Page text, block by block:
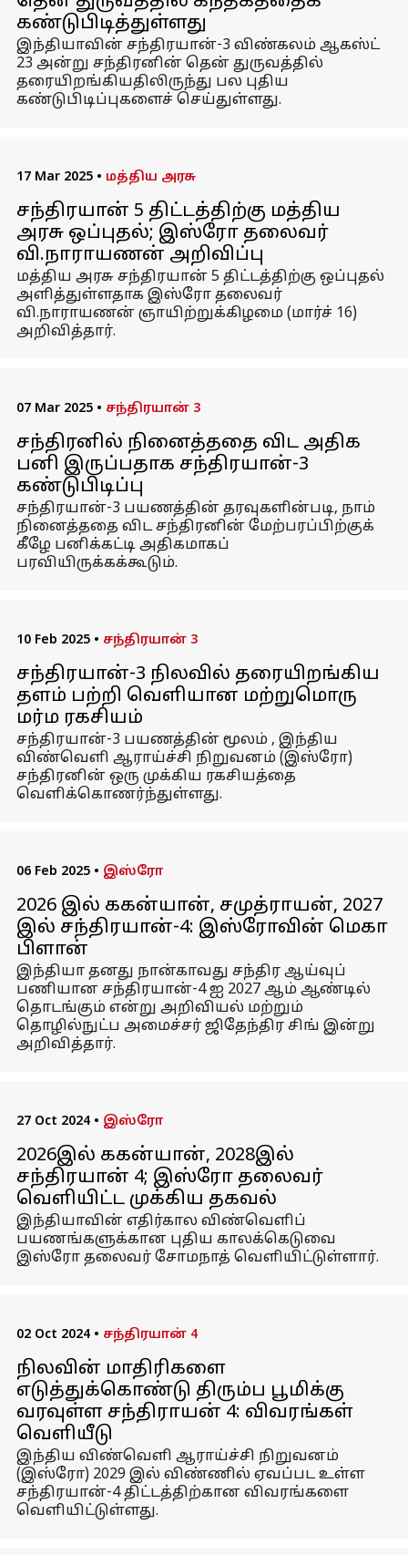
கண்டுபிடித்துள்ளது
இந்தியாவின் சந்திரயான்-3 விண்கலம் ஆகஸ்ட்
23 அன்று சந்திரனின் தென் துருவத்தில்
தரையிறங்கியதிலிருந்து பல புதிய
கண்டுபிடிப்புகளைச் செய்துள்ளது.
17 Mar 2025 • மத்திய அரசு
சந்திரயான் 5 திட்டத்திற்கு மத்திய
அரசு ஒப்புதல்; இஸ்ரோ தலைவர்
வி.நாராயணன் அறிவிப்பு
மத்திய அரசு சந்திரயான் 5 திட்டத்திற்கு ஒப்புதல்
அளித்துள்ளதாக இஸ்ரோ தலைவர்
வி.நாராயணன் ஞாயிற்றுக்கிழமை (மார்ச் 16)
அறிவித்தார்.
07 Mar 2025 • சந்திரயான் 3
சந்திரனில் நினைத்ததை விட அதிக
பனி இருப்பதாக சந்திரயான்-3
கண்டுபிடிப்பு
சந்திரயான்-3 பயணத்தின் தரவுகளின்படி, நாம்
நினைத்ததை விட சந்திரனின் மேற்பரப்பிற்குக்
கீழே பனிக்கட்டி அதிகமாகப்
பரவியிருக்கக்கூடும்.
10 Feb 2025 • சந்திரயான் 3
சந்திரயான்-3 நிலவில் தரையிறங்கிய
தளம் பற்றி வெளியான மற்றுமொரு
மர்ம ரகசியம்
சந்திரயான்-3 பயணத்தின் மூலம் , இந்திய
விண்வெளி ஆராய்ச்சி நிறுவனம் (இஸ்ரோ)
சந்திரனின் ஒரு முக்கிய ரகசியத்தை
வெளிக்கொணர்ந்துள்ளது.
06 Feb 2025 • இஸ்ரோ
2026 இல் ககன்யான், சமுத்ராயன், 2027
இல் சந்திரயான்-4: இஸ்ரோவின் மெகா
பிளான்
இந்தியா தனது நான்காவது சந்திர ஆய்வுப்
பணியான சந்திரயான்-4 ஐ 2027 ஆம் ஆண்டில்
தொடங்கும் என்று அறிவியல் மற்றும்
தொழில்நுட்ப அமைச்சர் ஜிதேந்திர சிங் இன்று
அறிவித்தார்.
27 Oct 2024 • இஸ்ரோ
2026இல் ககன்யான், 2028இல்
சந்திரயான் 4; இஸ்ரோ தலைவர்
வெளியிட்ட முக்கிய தகவல்
இந்தியாவின் எதிர்கால விண்வெளிப்
பயணங்களுக்கான புதிய காலக்கெடுவை
இஸ்ரோ தலைவர் சோமநாத் வெளியிட்டுள்ளார்.
02 Oct 2024 • சந்திரயான் 4
நிலவின் மாதிரிகளை
எடுத்துக்கொண்டு திரும்ப பூமிக்கு
வரவுள்ள சந்திராயன் 4: விவரங்கள்
வெளியீடு
இந்திய விண்வெளி ஆராய்ச்சி நிறுவனம்
(இஸ்ரோ) 2029 இல் விண்ணில் ஏவப்பட உள்ள
சந்திரயான்-4 திட்டத்திற்கான விவரங்களை
வெளியிட்டுள்ளது.